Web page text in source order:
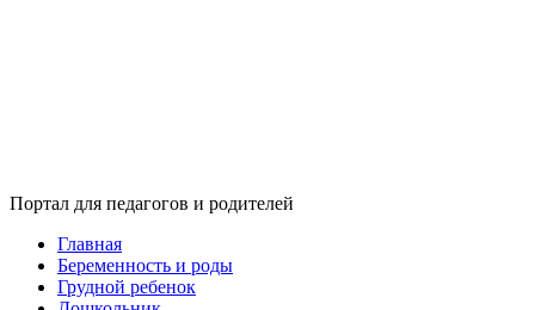
Портал для педагогов и родителей
Главная
Беременность и роды
Грудной ребенок